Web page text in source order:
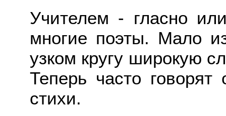
Учителем - гласно
многие поэты. Мало
узком кругу широкую
Теперь часто
стихи.